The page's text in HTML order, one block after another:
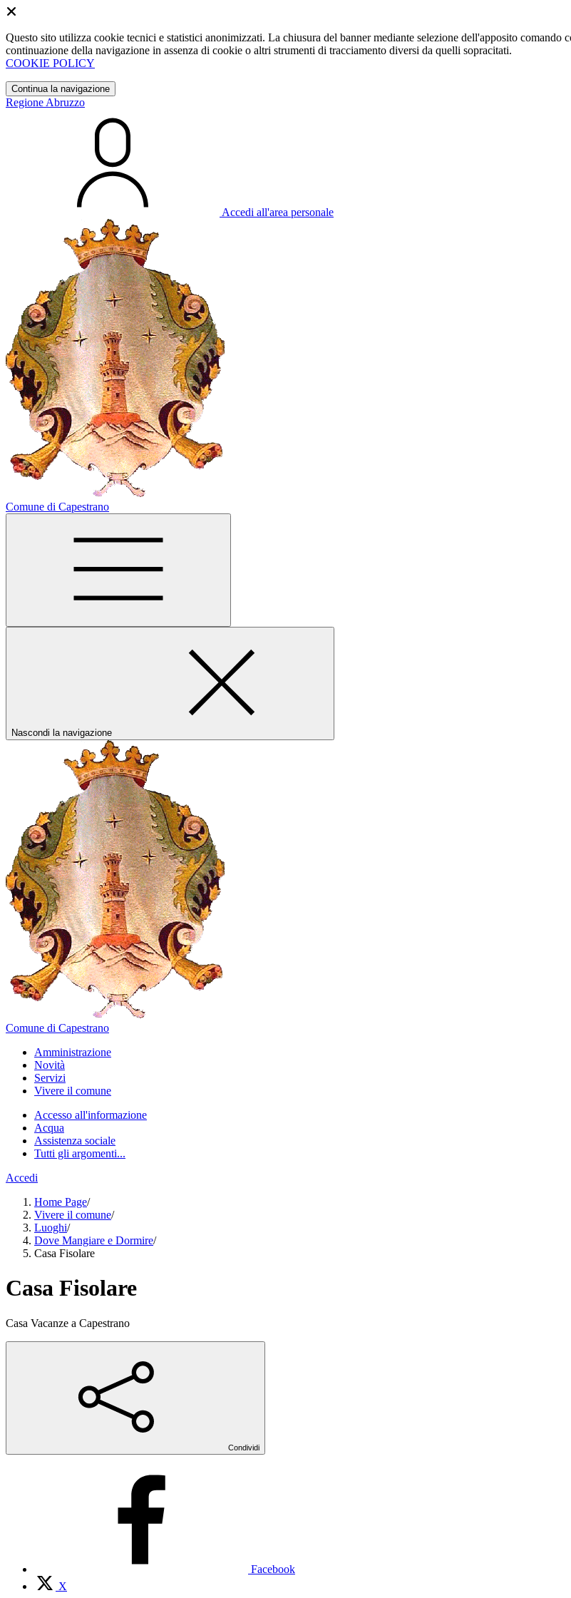
Questo sito utilizza cookie tecnici e statistici anonimizzati. La chiusura del banner mediante selezione dell'apposito
continuazione della navigazione in assenza di cookie o altri strumenti di tracciamento diversi da quelli sopracitati.
COOKIE POLICY
Continua la navigazione
Regione Abruzzo
Accedi all'area personale
Comune di Capestrano
Nascondi la navigazione
Comune di Capestrano
Amministrazione
Novità
Servizi
Vivere il comune
Accesso all'informazione
Acqua
Assistenza sociale
Tutti gli argomenti...
Accedi
Home Page/
Vivere il comune/
Luoghi/
Dove Mangiare e Dormire/
Casa Fisolare
Casa Fisolare
Casa Vacanze a Capestrano
Condividi
Facebook
X